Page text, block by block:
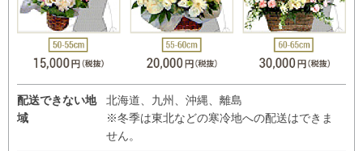
配送できない地
域
北海道、九州、沖縄、離島
※冬季は東北などの寒冷地への配送はできま
せん。